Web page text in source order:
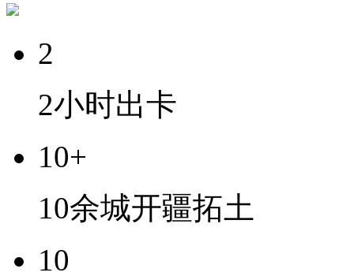
2
2小时出卡
10+
10余城开疆拓土
10